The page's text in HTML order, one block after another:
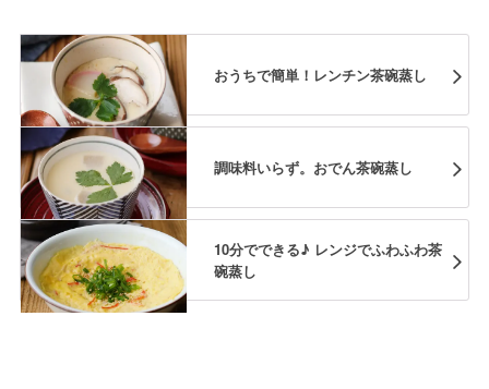
おうちで簡単！レンチン茶碗蒸し
調味料いらず。おでん茶碗蒸し
10分でできる♪ レンジでふわふわ茶
碗蒸し